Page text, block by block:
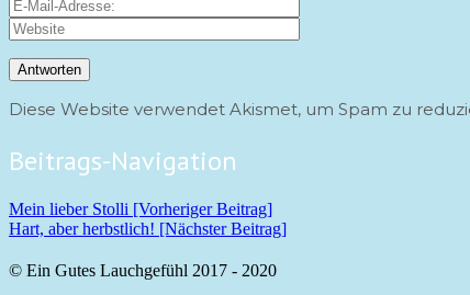
Diese Website verwendet Akismet, um Spam zu
Beitrags-Navigation
Mein lieber Stolli [Vorheriger Beitrag]
Hart, aber herbstlich! [Nächster Beitrag]
© Ein Gutes Lauchgefühl 2017 - 2020